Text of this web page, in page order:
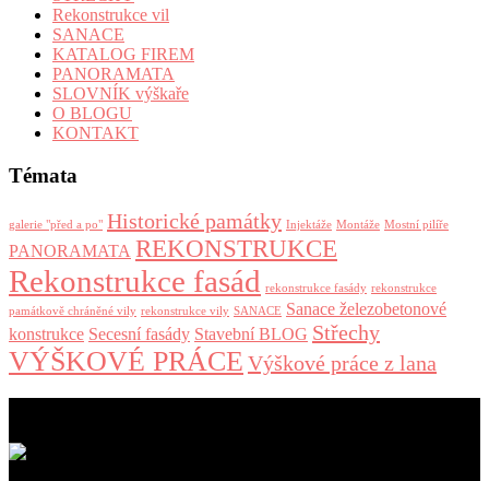
Rekonstrukce vil
SANACE
KATALOG FIREM
PANORAMATA
SLOVNÍK výškaře
O BLOGU
KONTAKT
Témata
galerie "před a po" Historické památky Injektáže Montáže Mostní pilíře
PANORAMATA REKONSTRUKCE
Rekonstrukce fasád rekonstrukce fasády rekonstrukce
památkově chráněné vily rekonstrukce vily SANACE Sanace železobetonové
konstrukce Secesní fasády Stavební BLOG Střechy
VÝŠKOVÉ PRÁCE Výškové práce z lana